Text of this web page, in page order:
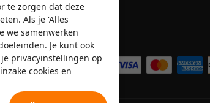
Wij accepteren
te zorgen dat deze
Als je 'Alles
we samenwerken
Je kunt ook
privacyinstellingen op
cookies en